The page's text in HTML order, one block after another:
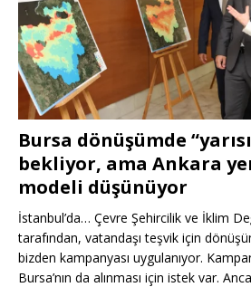
Bursa dönüşümde
bekliyor, ama Ankara
modeli düşünüyor
İstanbul’da… Çevre Şehircilik ve İklim
tarafından, vatandaşı teşvik için
bizden kampanyası uygulanıyor.
Bursa’nın da alınması için istek var.